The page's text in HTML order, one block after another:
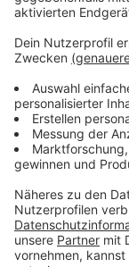
Und auch die
Dann gibt es
und 7/8. In
allerdings noch
Lehrkräfte gibt,
Anzeige